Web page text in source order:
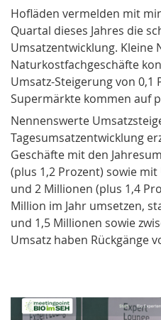
Hofläden vermelden mit
Quartal dieses Jahres die
Umsatzentwicklung. Kleine
Naturkostfachgeschäfte
Umsatz-Steigerung von 0,1
Supermärkte kommen auf
Nennenswerte
Tagesumsatzentwicklung
Geschäfte mit den
(plus 1,2 Prozent) sowie
und 2 Millionen (plus 1,4
Million im Jahr umsetzen,
und 1,5 Millionen sowie
Umsatz haben Rückgänge